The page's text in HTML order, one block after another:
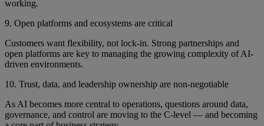
working.
9. Open platforms and ecosystems are critical
Customers want flexibility, not lock-in. Strong partnerships and
open platforms are key to managing the growing complexity of AI-
driven environments.
10. Trust, data, and leadership ownership are non-negotiable
As AI becomes more central to operations, questions around data,
governance, and control are moving to the C-level — and becoming